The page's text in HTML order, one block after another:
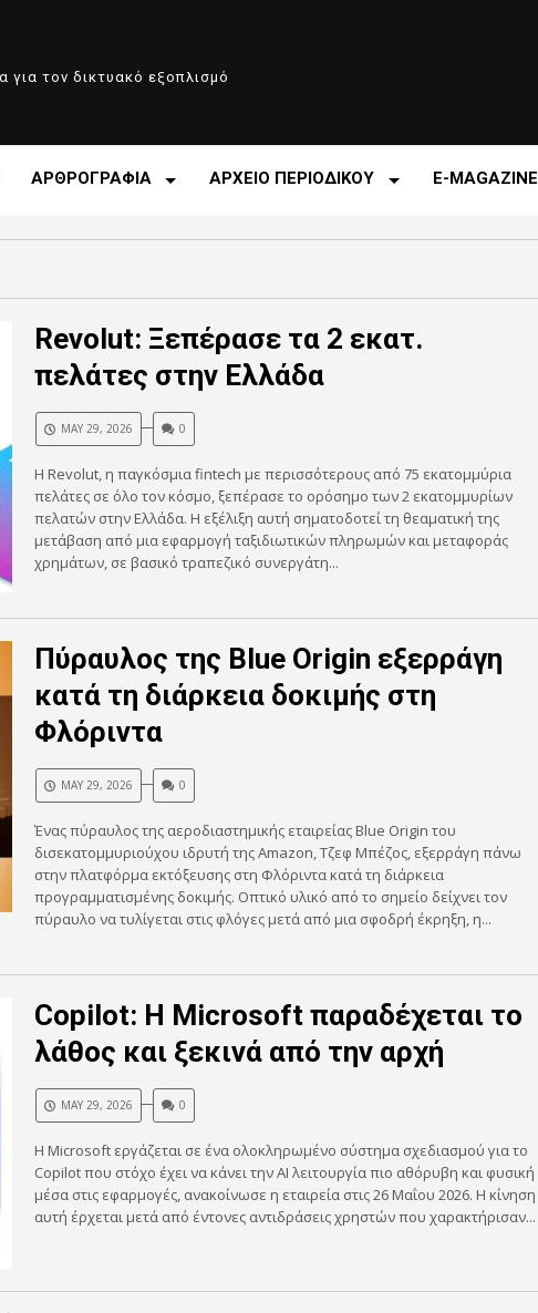
για τον δικτυακό εξοπλισμό
ΑΡΘΡΟΓΡΑΦΙΑ ΑΡΧΕΙΟ ΠΕΡΙΟΔΙΚΟΥ E-MAGAZINE
Revolut: Ξεπέρασε τα 2 εκατ.
πελάτες στην Ελλάδα
MAY 29, 2026 0
Η Revolut, η παγκόσμια fintech με περισσότερους από 75 εκατομμύρια
πελάτες σε όλο τον κόσμο, ξεπέρασε το ορόσημο των 2 εκατομμυρίων
πελατών στην Ελλάδα. Η εξέλιξη αυτή σηματοδοτεί τη θεαματική της
μετάβαση από μια εφαρμογή ταξιδιωτικών πληρωμών και μεταφοράς
χρημάτων, σε βασικό τραπεζικό συνεργάτη...
Πύραυλος της Blue Origin εξερράγη
κατά τη διάρκεια δοκιμής στη
Φλόριντα
MAY 29, 2026 0
Ένας πύραυλος της αεροδιαστημικής εταιρείας Blue Origin του
δισεκατομμυριούχου ιδρυτή της Amazon, Τζεφ Μπέζος, εξερράγη πάνω
στην πλατφόρμα εκτόξευσης στη Φλόριντα κατά τη διάρκεια
προγραμματισμένης δοκιμής. Οπτικό υλικό από το σημείο δείχνει τον
πύραυλο να τυλίγεται στις φλόγες μετά από μια σφοδρή έκρηξη, η...
Copilot: H Microsoft παραδέχεται το
λάθος και ξεκινά από την αρχή
MAY 29, 2026 0
Η Microsoft εργάζεται σε ένα ολοκληρωμένο σύστημα σχεδιασμού για το
Copilot που στόχο έχει να κάνει την AI λειτουργία πιο αθόρυβη και φυσική
μέσα στις εφαρμογές, ανακοίνωσε η εταιρεία στις 26 Μαΐου 2026. Η κίνηση
αυτή έρχεται μετά από έντονες αντιδράσεις χρηστών που χαρακτήρισαν...